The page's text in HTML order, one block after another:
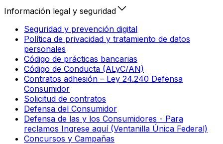
Información legal y seguridad
Seguridad y prevención digital
Política de privacidad y tratamiento de datos
personales
Código de prácticas bancarias
Código de Conducta (ALyC/AN)
Contratos adhesión – Ley 24.240 Defensa
Consumidor
Solicitud de contratos
Defensa del Consumidor
Defensa de las y los Consumidores - Para
reclamos Ingrese aquí (Ventanilla Única Federal)
Concursos y Campañas